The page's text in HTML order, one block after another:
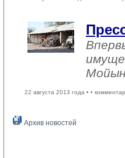
22 августа 2013 года • •
Архив новостей